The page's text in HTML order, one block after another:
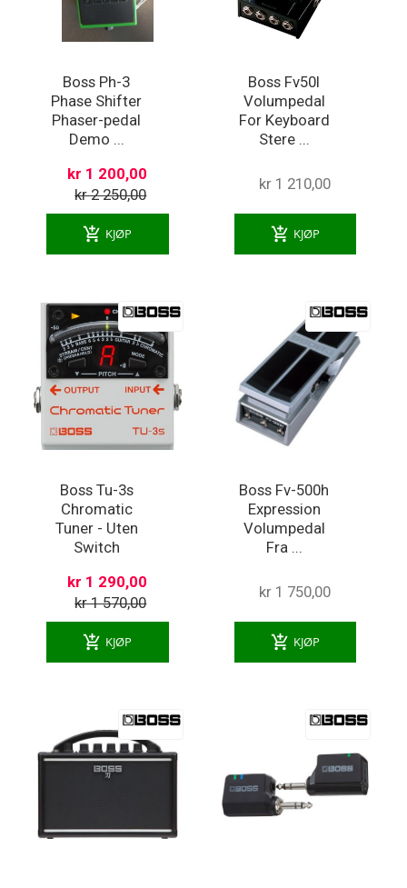
Boss Ph-3
Phase Shifter
Phaser-pedal
Demo ...
kr 1 200,00
kr 2 250,00
add_shopping_cart KJØP
Boss Fv50l
Volumpedal
For Keyboard
Stere ...
kr 1 210,00
add_shopping_cart KJØP
Boss Tu-3s
Chromatic
Tuner - Uten
Switch
kr 1 290,00
kr 1 570,00
add_shopping_cart KJØP
Boss Fv-500h
Expression
Volumpedal
Fra ...
kr 1 750,00
add_shopping_cart KJØP